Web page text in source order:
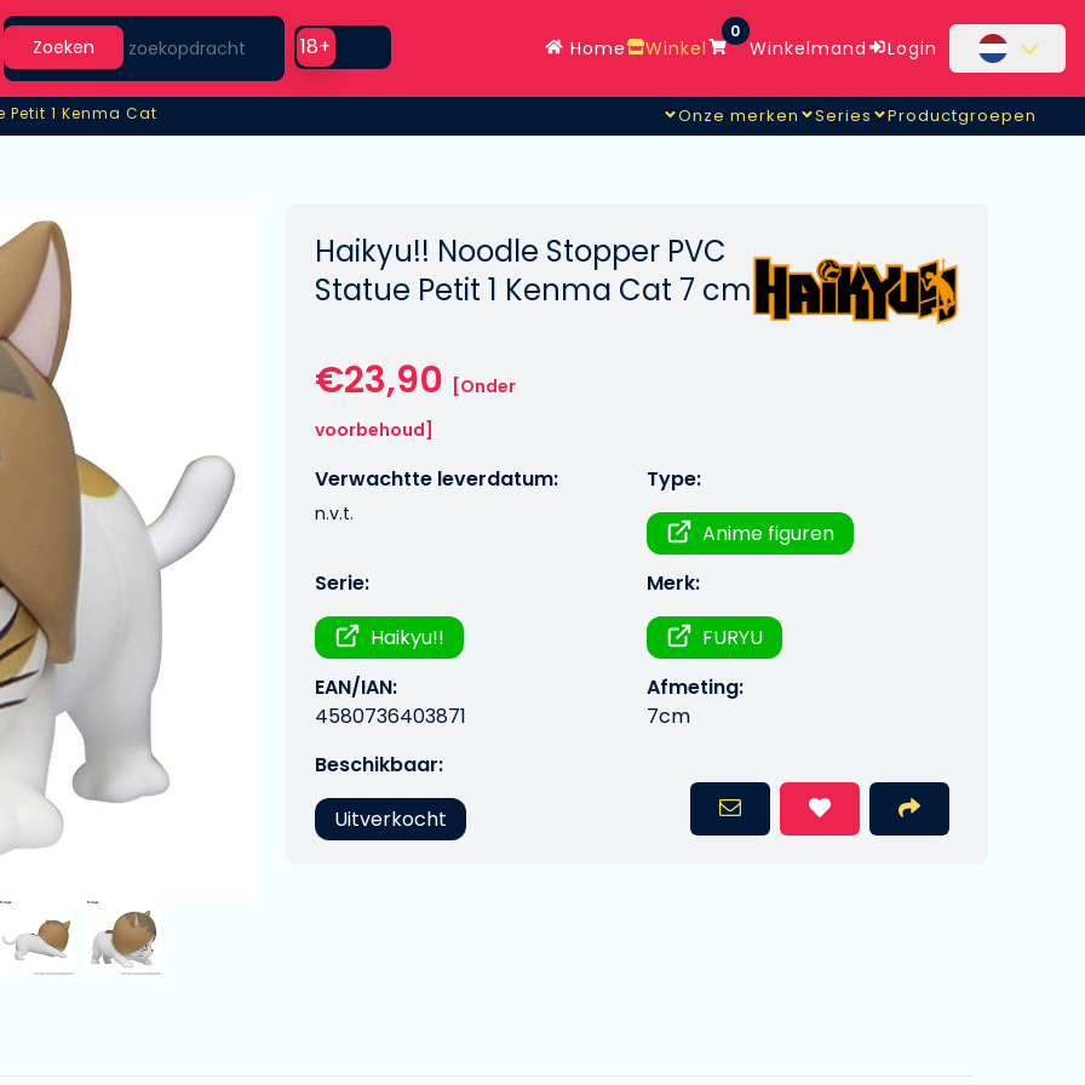
Search
Zoeken
Use setting
18+ Home Winkel
0
Winkelmand Login
Petit 1 Kenma Cat
Petit 1 Kenma Cat Onze merken Series Productgroepen
Haikyu!! Noodle Stopper PVC
Statue Petit 1 Kenma Cat 7 cm
€23,90 [Onder
voorbehoud]
Verwachtte leverdatum:
n.v.t.
Type:
Anime figuren
Serie:
Haikyu!!
Merk:
FURYU
EAN/IAN:
4580736403871
Afmeting:
7cm
Beschikbaar:
Uitverkocht